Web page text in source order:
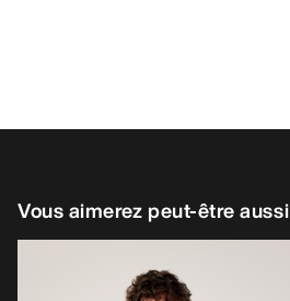
Vous aimerez peut-être aussi